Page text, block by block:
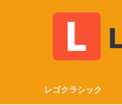
レゴクラシック